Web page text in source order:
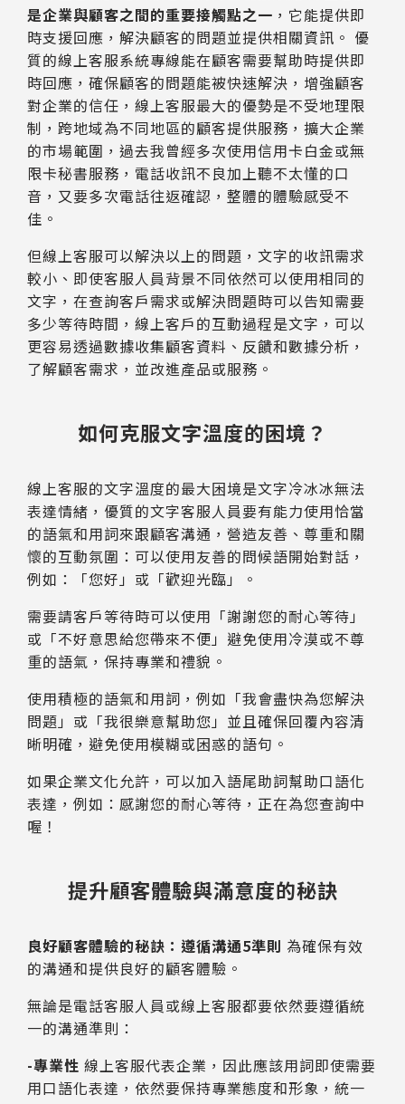
是企業與顧客之間的重要接觸點之一 ，它能提供即
時支援回應，解決顧客的問題並提供相關資訊。 優
質的線上客服系統專線能在顧客需要幫助時提供即
時回應，確保顧客的問題能被快速解決，增強顧客
對企業的信任，線上客服最大的優勢是不受地理限
制，跨地域為不同地區的顧客提供服務，擴大企業
的市場範圍，過去我曾經多次使用信用卡白金或無
限卡秘書服務，電話收訊不良加上聽不太懂的口
音，又要多次電話往返確認，整體的體驗感受不
佳。
但線上客服可以解決以上的問題，文字的收訊需求
較小、即使客服人員背景不同依然可以使用相同的
文字，在查詢客戶需求或解決問題時可以告知需要
多少等待時間，線上客戶的互動過程是文字，可以
更容易透過數據收集顧客資料、反饋和數據分析，
了解顧客需求，並改進產品或服務。
如何克服文字溫度的困境？
線上客服的文字溫度的最大困境是文字冷冰冰無法
表達情緒，優質的文字客服人員要有能力使用恰當
的語氣和用詞來跟顧客溝通，營造友善、尊重和關
懷的互動氛圍：可以使用友善的問候語開始對話，
例如：「您好」或「歡迎光臨」。
需要請客戶等待時可以使用「謝謝您的耐心等待」
或「不好意思給您帶來不便」避免使用冷漠或不尊
重的語氣，保持專業和禮貌。
使用積極的語氣和用詞，例如「我會盡快為您解決
問題」或「我很樂意幫助您」並且確保回覆內容清
晰明確，避免使用模糊或困惑的語句。
如果企業文化允許，可以加入語尾助詞幫助口語化
表達，例如：感謝您的耐心等待，正在為您查詢中
喔！
提升顧客體驗與滿意度的秘訣
良好顧客體驗的秘訣：遵循溝通5準則 為確保有效
的溝通和提供良好的顧客體驗。
無論是電話客服人員或線上客服都要依然要遵循統
一的溝通準則：
-專業性 線上客服代表企業，因此應該用詞即使需要
用口語化表達，依然要保持專業態度和形象，統一